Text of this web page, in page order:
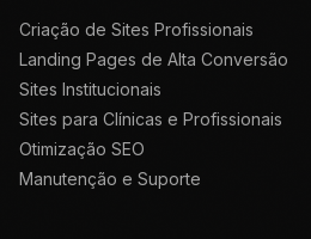
Criação de Sites Profissionais
Landing Pages de Alta Conversão
Sites Institucionais
Sites para Clínicas e Profissionais
Otimização SEO
Manutenção e Suporte